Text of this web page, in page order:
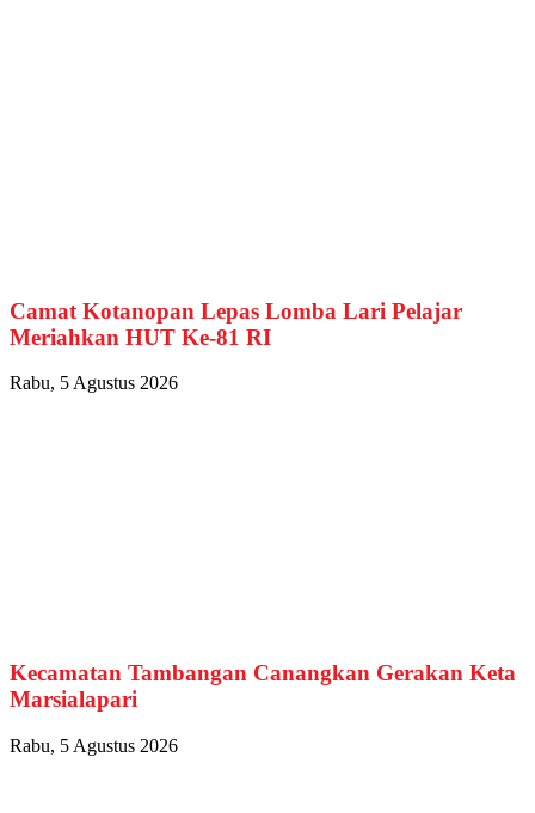
Camat Kotanopan Lepas Lomba Lari Pelajar
Meriahkan HUT Ke-81 RI
Rabu, 5 Agustus 2026
Kecamatan Tambangan Canangkan Gerakan Keta
Marsialapari
Rabu, 5 Agustus 2026